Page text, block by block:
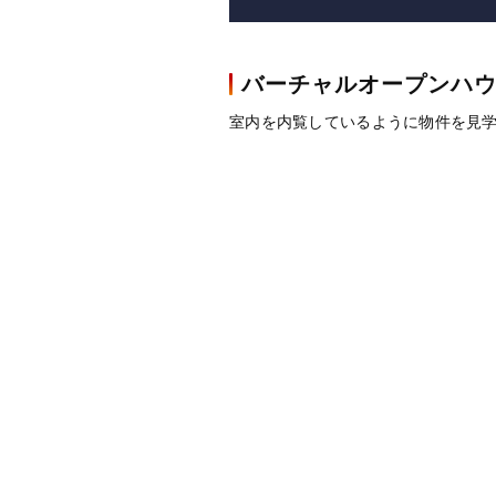
バーチャルオープンハ
室内を内覧しているように物件を見